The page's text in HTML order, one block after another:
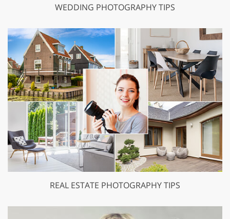
WEDDING PHOTOGRAPHY TIPS
REAL ESTATE PHOTOGRAPHY TIPS